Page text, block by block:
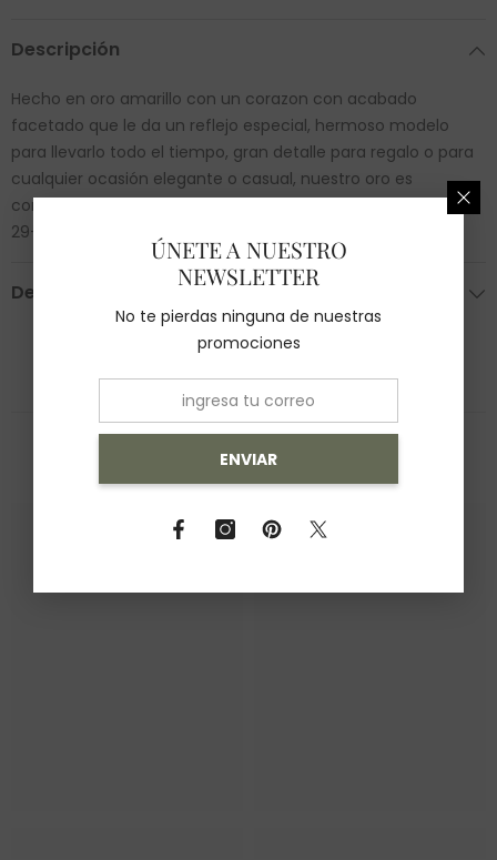
Descripción
Hecho en oro amarillo con un corazon con acabado
facetado que le da un reflejo especial, hermoso modelo
para llevarlo todo el tiempo, gran detalle para regalo o para
cualquier ocasión elegante o casual, nuestro oro es
completamente garantizado. Medida: 4 mm de alto. SKU:
29-M1408-D
Devoluciones
También Te Recomendamos
ÚNETE A NUESTRO
NEWSLETTER
No te pierdas ninguna de nuestras
promociones
ENVIAR